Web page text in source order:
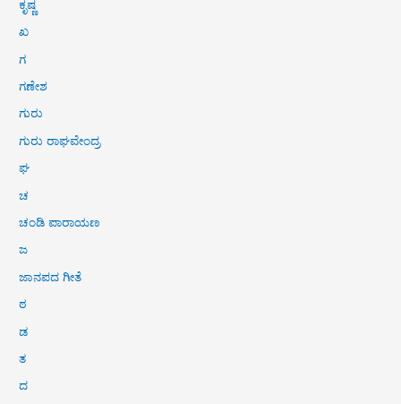
ಕೃಷ್ಣ
ಖ
ಗ
ಗಣೇಶ
ಗುರು
ಗುರು ರಾಘವೇಂದ್ರ
ಘ
ಚ
ಚಂಡಿ ಪಾರಾಯಣ
ಜ
ಜಾನಪದ ಗೀತೆ
ಠ
ಡ
ತ
ದ